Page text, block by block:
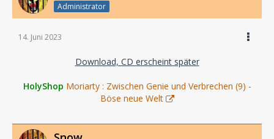
Administrator
14. Juni 2023
Download, CD erscheint später
HolyShop Moriarty : Zwischen Genie und Verbrechen (9) -
Böse neue Welt